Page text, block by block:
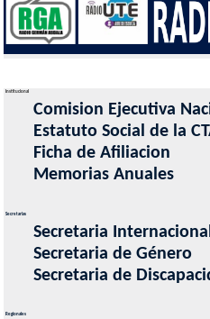
Institucional
Comision Ejecutiva
Estatuto Social de la
Ficha de Afiliacion
Memorias Anuales
Secretarias
Secretaria Internacional
Secretaria de Género
Secretaria de
Regionales